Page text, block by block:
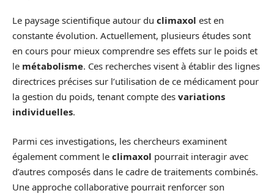
Le paysage scientifique autour du climaxol est en
constante évolution. Actuellement, plusieurs études sont
en cours pour mieux comprendre ses effets sur le poids et
le métabolisme. Ces recherches visent à établir des lignes
directrices précises sur l’utilisation de ce médicament pour
la gestion du poids, tenant compte des variations
individuelles.
Parmi ces investigations, les chercheurs examinent
également comment le climaxol pourrait interagir avec
d’autres composés dans le cadre de traitements combinés.
Une approche collaborative pourrait renforcer son